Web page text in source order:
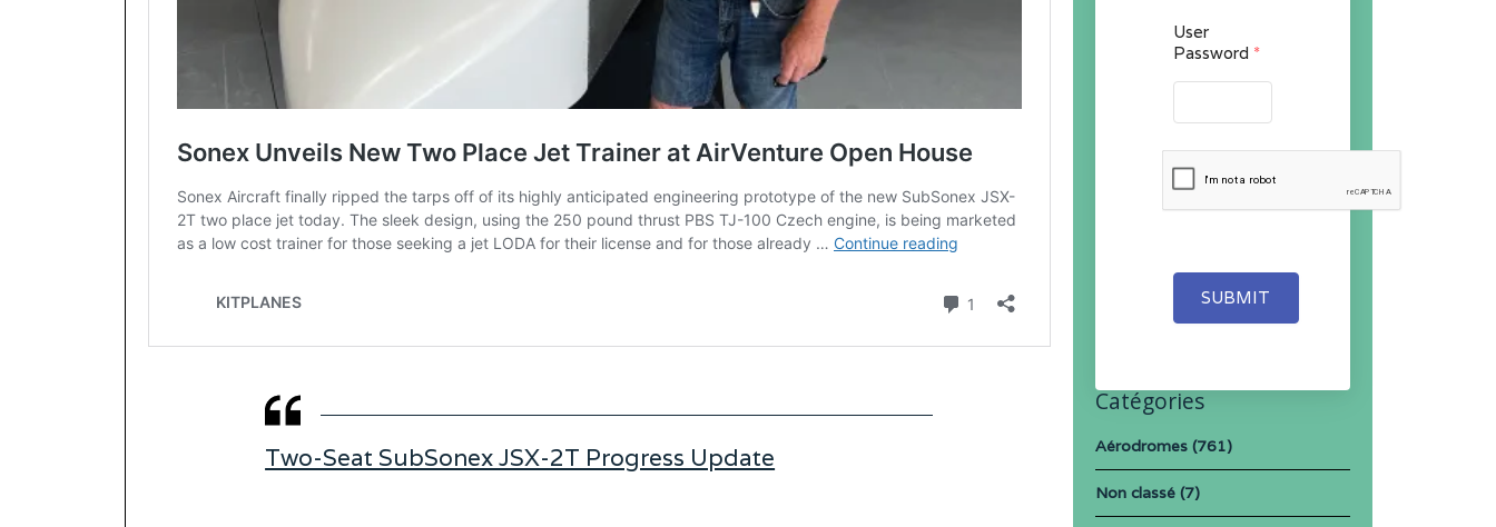
Two-Seat SubSonex JSX-2T Progress Update
User
Password *
SUBMIT
Catégories
Aérodromes(761)
Non classé(7)